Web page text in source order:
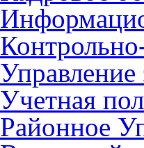
Управление
Учетная
Районное